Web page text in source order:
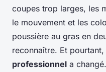
coupes trop larges, les
le mouvement et les
poussière au gras en
reconnaître. Et
professionnel a